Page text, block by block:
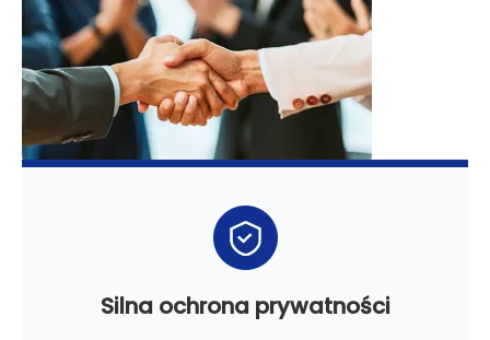
Silna ochrona prywatności